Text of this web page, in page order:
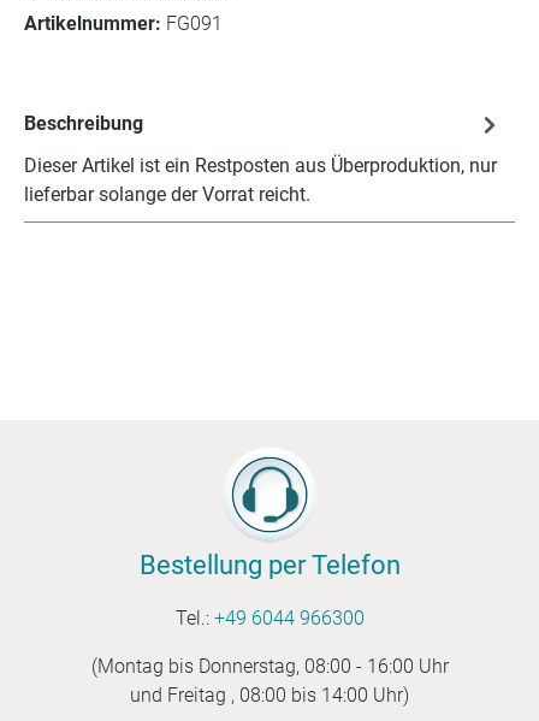
Artikelnummer: FG091
Beschreibung
Dieser Artikel ist ein Restposten aus Überproduktion, nur
lieferbar solange der Vorrat reicht.
Bestellung per Telefon
Tel.: +49 6044 966300
(Montag bis Donnerstag, 08:00 - 16:00 Uhr
und Freitag , 08:00 bis 14:00 Uhr)